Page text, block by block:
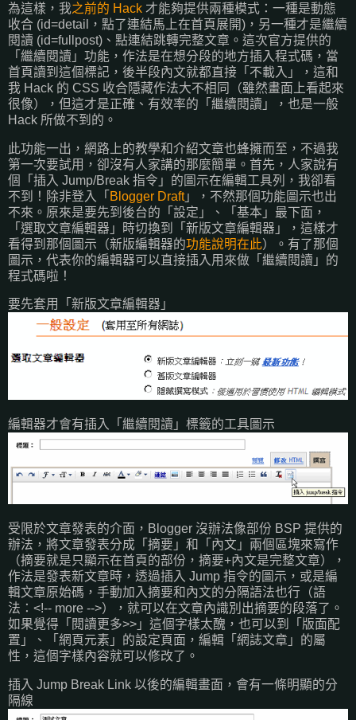
為這樣，我之前的 Hack 才能夠提供兩種模式：一種是動態
收合 (id=detail，點了連結馬上在首頁展開)，另一種才是繼續
閱讀 (id=fullpost)、點連結跳轉完整文章。這次官方提供的
「繼續閱讀」功能，作法是在想分段的地方插入程式碼，當
首頁讀到這個標記，後半段內文就都直接「不載入」，這和
我 Hack 的 CSS 收合隱藏作法大不相同（雖然畫面上看起來
很像），但這才是正確、有效率的「繼續閱讀」，也是一般
Hack 所做不到的。
此功能一出，網路上的教學和介紹文章也蜂擁而至，不過我
第一次要試用，卻沒有人家講的那麼簡單。首先，人家說有
個「插入 Jump/Break 指令」的圖示在編輯工具列，我卻看
不到！除非登入「 Blogger Draft」，不然那個功能圖示也出
不來。原來是要先到後台的「設定」、「基本」最下面，
「選取文章編輯器」時切換到「新版文章編輯器」，這樣才
看得到那個圖示（新版編輯器的功能說明在此）。有了那個
圖示，代表你的編輯器可以直接插入用來做「繼續閱讀」的
程式碼啦！
要先套用「新版文章編輯器」
編輯器才會有插入「繼續閱讀」標籤的工具圖示
受限於文章發表的介面，Blogger 沒辦法像部份 BSP 提供的
辦法，將文章發表分成「摘要」和「內文」兩個區塊來寫作
（摘要就是只顯示在首頁的部份，摘要+內文是完整文章），
作法是發表新文章時，透過插入 Jump 指令的圖示，或是編
輯文章原始碼，手動加入摘要和內文的分隔語法也行（語
法：<!-- more -->），就可以在文章內識別出摘要的段落了。
如果覺得「閱讀更多>>」這個字樣太醜，也可以到「版面配
置」、「網頁元素」的設定頁面，編輯「網誌文章」的屬
性，這個字樣內容就可以修改了。
插入 Jump Break Link 以後的編輯畫面，會有一條明顯的分
隔線